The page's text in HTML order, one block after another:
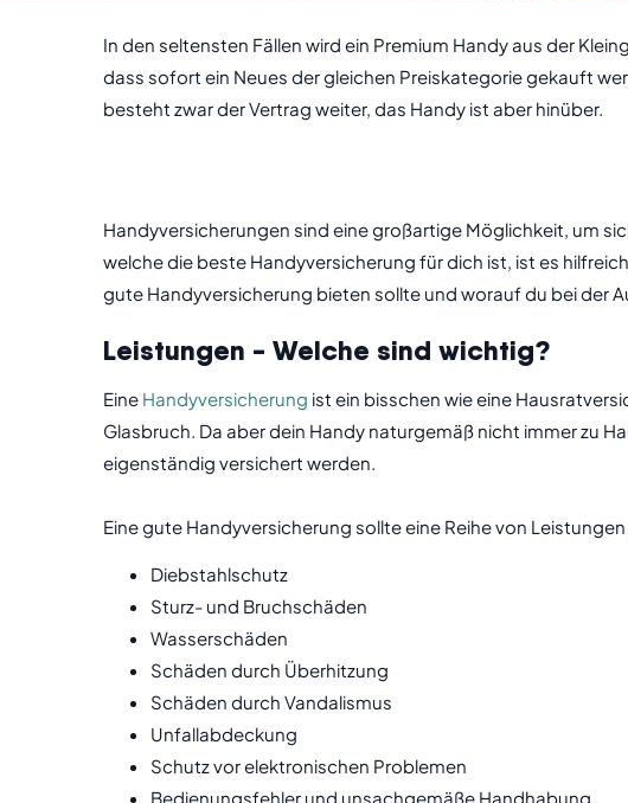
In den seltensten Fällen wird ein Premium Handy aus der
dass sofort ein Neues der gleichen Preiskategorie gekauft
besteht zwar der Vertrag weiter, das Handy ist aber hinüber.
Handyversicherungen sind eine großartige Möglichkeit, um
welche die beste Handyversicherung für dich ist, ist es
gute Handyversicherung bieten sollte und worauf du bei der
Leistungen - Welche sind wichtig?
Eine Handyversicherung ist ein bisschen wie eine
Glasbruch. Da aber dein Handy naturgemäß nicht immer zu
eigenständig versichert werden.
Eine gute Handyversicherung sollte eine Reihe von
Diebstahlschutz
Sturz- und Bruchschäden
Wasserschäden
Schäden durch Überhitzung
Schäden durch Vandalismus
Unfallabdeckung
Schutz vor elektronischen Problemen
Bedienungsfehler und unsachgemäße Handhabung